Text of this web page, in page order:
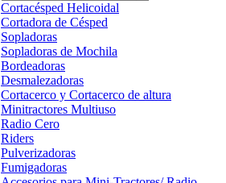
Cortacésped Helicoidal
Cortadora de Césped
Sopladoras
Sopladoras de Mochila
Bordeadoras
Desmalezadoras
Cortacerco y Cortacerco de altura
Minitractores Multiuso
Radio Cero
Riders
Pulverizadoras
Fumigadoras